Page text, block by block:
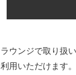
ラウンジで取り扱
利用いただけます